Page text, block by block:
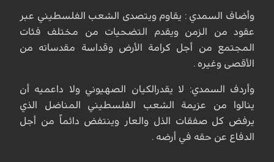
وأضاف السمدي : يقاوم ويتصدى الشعب الفلسطيني عبر
عقود من الزمن ويقدم التضحيات من مختلف فئات
المجتمع من أجل كرامة الأرض وقداسة مقدساته من
الأقصى وغيره .
وأردف السمدي: لا يقدرالكيان الصهيوني ولا داعميه أن
ينالوا من عزيمة الشعب الفلسطيني المناضل الذي
يرفض كل صفقات الذل والعار وينتفض دائماً من أجل
الدفاع عن حقه في أرضه .